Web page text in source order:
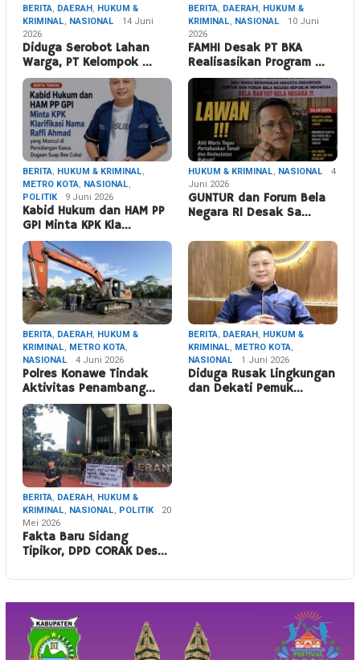
BERITA, DAERAH, HUKUM &
KRIMINAL, NASIONAL
14 Juni
2026
Diduga Serobot Lahan
Warga, PT Kelompok …
BERITA, DAERAH, HUKUM &
KRIMINAL, NASIONAL
10 Juni
2026
FAMHI Desak PT BKA
Realisasikan Program …
BERITA, HUKUM & KRIMINAL,
METRO KOTA, NASIONAL,
POLITIK
9 Juni 2026
Kabid Hukum dan HAM PP
GPI Minta KPK Kla…
HUKUM & KRIMINAL, NASIONAL
4
Juni 2026
GUNTUR dan Forum Bela
Negara RI Desak Sa…
BERITA, DAERAH, HUKUM &
KRIMINAL, METRO KOTA,
NASIONAL
4 Juni 2026
Polres Konawe Tindak
Aktivitas Penambang…
BERITA, DAERAH, HUKUM &
KRIMINAL, METRO KOTA,
NASIONAL
1 Juni 2026
Diduga Rusak Lingkungan
dan Dekati Pemuk…
BERITA, DAERAH, HUKUM &
KRIMINAL, NASIONAL, POLITIK
20
Mei 2026
Fakta Baru Sidang
Tipikor, DPD CORAK Des…